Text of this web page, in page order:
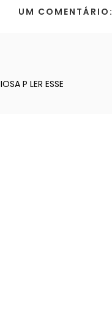
UM COMENTÁRIO:
P LER ESSE